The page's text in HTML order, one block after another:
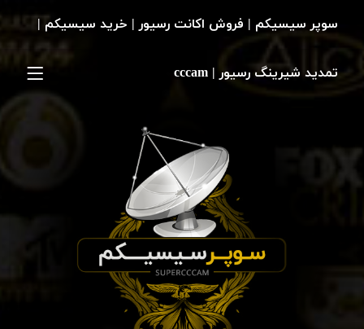
سوپر سیسیکم | فروش اکانت رسیور | خرید سیسیکم |
تمدید شیرینگ رسیور | cccam